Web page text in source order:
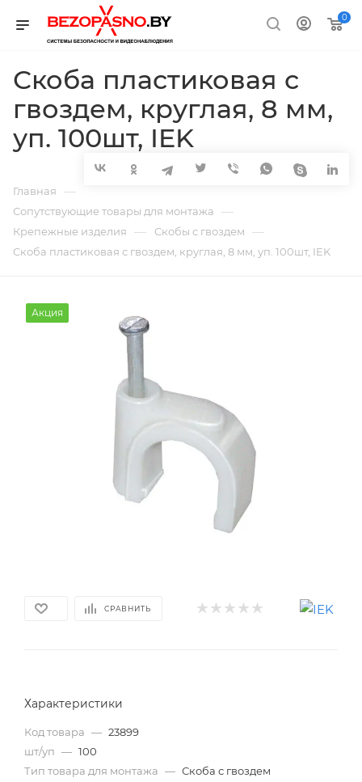
0
Скоба пластиковая с
гвоздем, круглая, 8 мм,
уп. 100шт, IEK
Главная —
Сопутствующие товары для монтажа —
Крепежные изделия — Скобы с гвоздем —
Скоба пластиковая с гвоздем, круглая, 8 мм, уп. 100шт, IEK
Акция
СРАВНИТЬ
Характеристики
Код товара — 23899
шт/уп — 100
Тип товара для монтажа — Скоба с гвоздем